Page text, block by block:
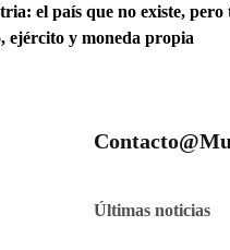
el país que no existe, pero
ejército y moneda propia
Últimas noticias